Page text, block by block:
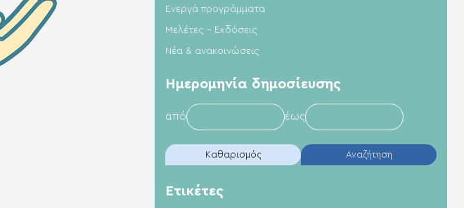
Ενεργά προγράμματα
Μελέτες - Εκδόσεις
Νέα & ανακοινώσεις
Hμερομηνία δημοσίευσης
από έως
Καθαρισμός Αναζήτηση
Ετικέτες